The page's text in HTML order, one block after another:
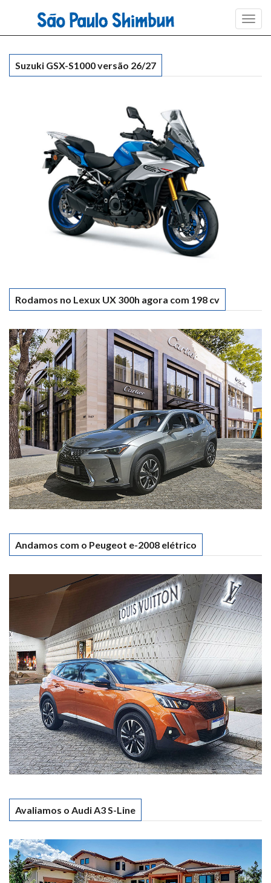
Suzuki GSX-S1000 versão 26/27
Rodamos no Lexux UX 300h agora com 198 cv
Andamos com o Peugeot e-2008 elétrico
Avaliamos o Audi A3 S-Line